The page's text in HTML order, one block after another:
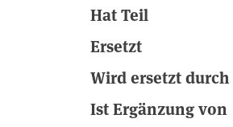
Hat Teil
Ersetzt
Wird ersetzt durch
Ist Ergänzung von